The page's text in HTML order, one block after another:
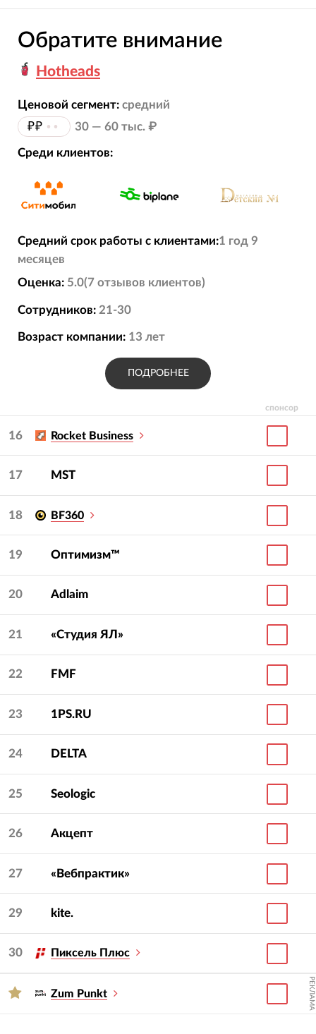
спонсор
Обратите внимание
Hotheads
Ценовой сегмент: средний
₽₽ •• 30 — 60 тыс. ₽
Среди клиентов:
Средний срок работы с клиентами:1 год 9
месяцев
Оценка: 5.0(7 отзывов клиентов)
Сотрудников: 21-30
Возраст компании: 13 лет
ПОДРОБНЕЕ
16 Rocket Business
17 MST
18 BF360
19 Оптимизм™
20 Adlaim
21 «Студия ЯЛ»
22 FMF
23 1PS.RU
24 DELTA
25 Seologic
26 Акцепт
27 «Вебпрактик»
29 kite.
30 Пиксель Плюс
Zum Punkt РЕКЛАМА